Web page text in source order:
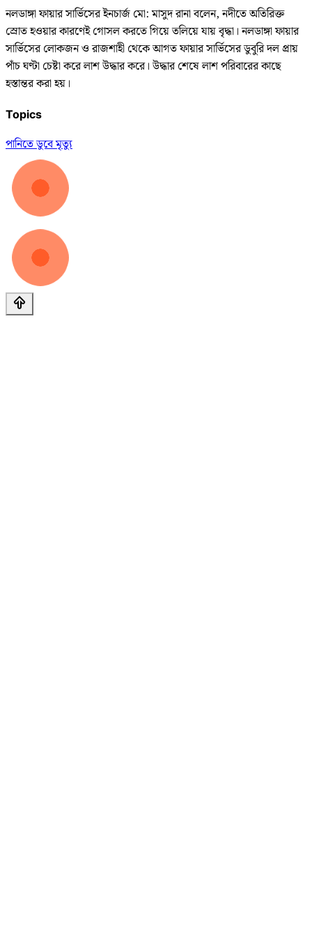
নলডাঙ্গা ফায়ার সার্ভিসের ইনচার্জ মো: মাসুদ রানা বলেন, নদীতে অতিরিক্ত
স্রোত হওয়ার কারণেই গোসল করতে গিয়ে তলিয়ে যায় বৃদ্ধা। নলডাঙ্গা ফায়ার
সার্ভিসের লোকজন ও রাজশাহী থেকে আগত ফায়ার সার্ভিসের ডুবুরি দল প্রায়
পাঁচ ঘণ্টা চেষ্টা করে লাশ উদ্ধার করে। উদ্ধার শেষে লাশ পরিবারের কাছে
হস্তান্তর করা হয়।
Topics
পানিতে ডুবে মৃত্যু